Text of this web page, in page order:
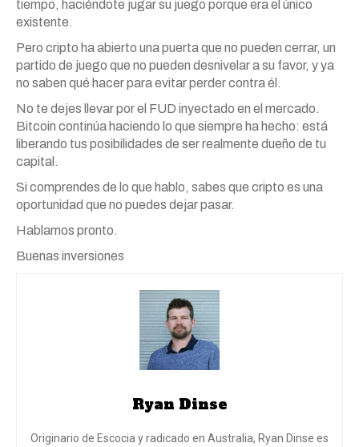
tiempo, haciéndote jugar su juego porque era el único
existente.
Pero cripto ha abierto una puerta que no pueden cerrar, un
partido de juego que no pueden desnivelar a su favor, y ya
no saben qué hacer para evitar perder contra él.
No te dejes llevar por el FUD inyectado en el mercado.
Bitcoin continúa haciendo lo que siempre ha hecho: está
liberando tus posibilidades de ser realmente dueño de tu
capital.
Si comprendes de lo que hablo, sabes que cripto es una
oportunidad que no puedes dejar pasar.
Hablamos pronto.
Buenas inversiones
Ryan Dinse
Originario de Escocia y radicado en Australia, Ryan Dinse es